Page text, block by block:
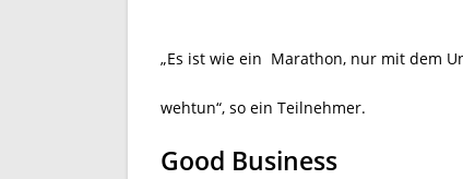
„Es ist wie ein Marathon, nur mit dem
wehtun“, so ein Teilnehmer.
Good Business